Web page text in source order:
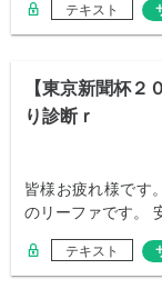
テキスト
【東京新聞杯２
り診断ｒ
皆様お疲れ様です
のリーファです。
テキスト